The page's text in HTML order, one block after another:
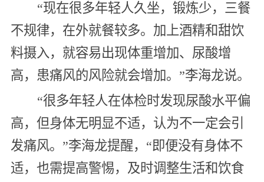
“现在很多年轻人久坐，锻炼少，三餐
不规律，在外就餐较多。加上酒精和甜饮
料摄入，就容易出现体重增加、尿酸增
高，患痛风的风险就会增加。”李海龙说。
“很多年轻人在体检时发现尿酸水平偏
高，但身体无明显不适，认为不一定会引
发痛风。”李海龙提醒，“即便没有身体不
适，也需提高警惕，及时调整生活和饮食